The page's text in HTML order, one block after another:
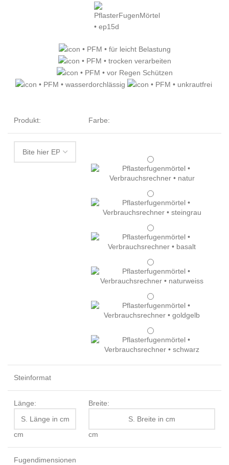
Produkt: Farbe:
Steinformat
Länge:
cm
Breite:
cm
Fugendimensionen